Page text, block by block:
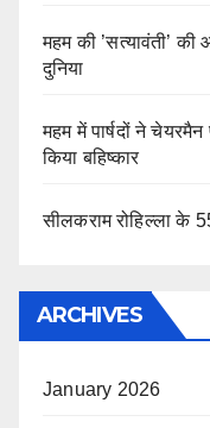
महम की ’सत्यावंती’
दुनिया
महम में पार्षदों ने
किया बहिष्कार
सीलकराम रोहिल्ला के
ARCHIVES
January 2026